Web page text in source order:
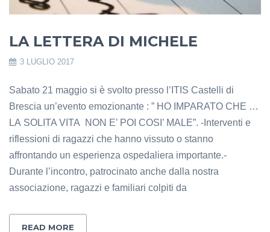
LA LETTERA DI MICHELE
3 LUGLIO 2017
Sabato 21 maggio si è svolto presso l’ITIS Castelli di
Brescia un’evento emozionante : ” HO IMPARATO CHE …
LA SOLITA VITA NON E’ POI COSI’ MALE”. -Interventi e
riflessioni di ragazzi che hanno vissuto o stanno
affrontando un esperienza ospedaliera importante.-
Durante l’incontro, patrocinato anche dalla nostra
associazione, ragazzi e familiari colpiti da
READ MORE